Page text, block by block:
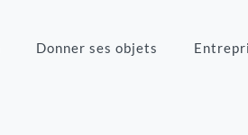
Donner ses objets